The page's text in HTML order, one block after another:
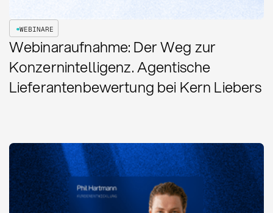
WEBINARE
Webinaraufnahme: Der Weg zur
Konzernintelligenz. Agentische
Lieferantenbewertung bei Kern Liebers